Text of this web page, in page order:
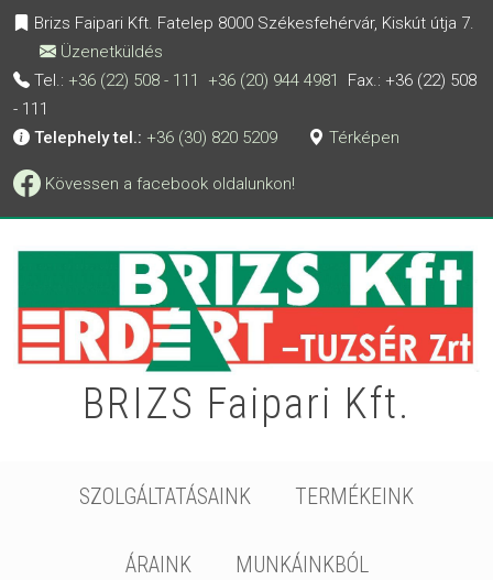
Ugrás a tartalomra
Brizs Faipari Kft. Fatelep 8000 Székesfehérvár, Kiskút útja 7.
Üzenetküldés
Tel.: +36 (22) 508 - 111 +36 (20) 944 4981
Fax.: +36 (22) 508
- 111
Telephely tel.: +36 (30) 820 5209 Térképen
Kövessen a facebook oldalunkon!
BRIZS Faipari Kft.
SZOLGÁLTATÁSAINK
TERMÉKEINK
ÁRAINK MUNKÁINKBÓL
All details have been expanded.